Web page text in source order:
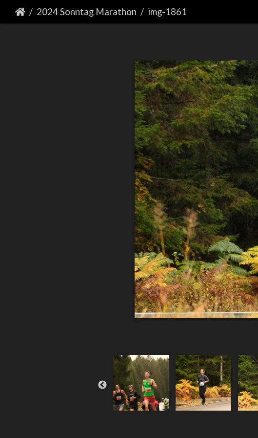
2024 Sonntag Marathon img-1861